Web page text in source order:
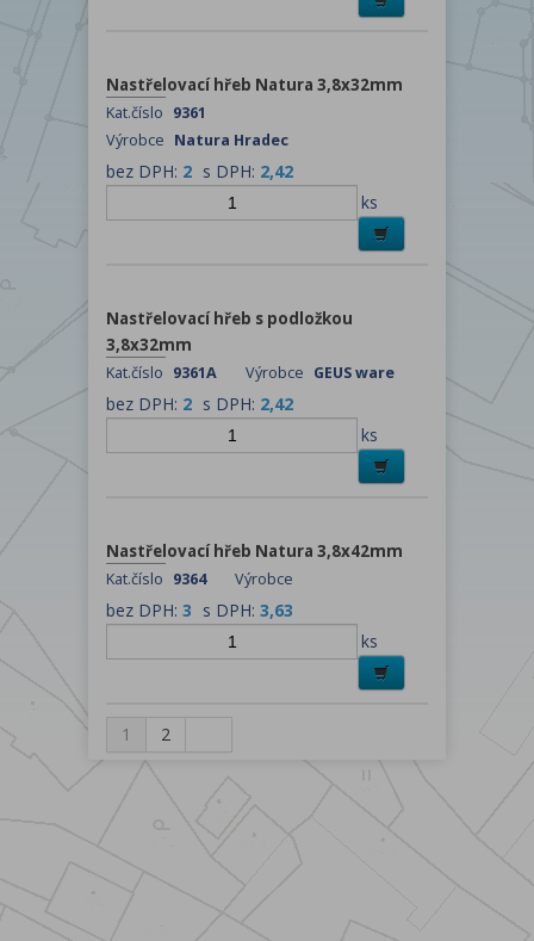
Nastřelovací hřeb Natura 3,8x32mm
Kat.číslo 9361
Výrobce Natura Hradec
bez DPH: 2 s DPH: 2,42
ks
Nastřelovací hřeb s podložkou
3,8x32mm
Kat.číslo 9361A Výrobce GEUS ware
bez DPH: 2 s DPH: 2,42
ks
Nastřelovací hřeb Natura 3,8x42mm
Kat.číslo 9364 Výrobce
bez DPH: 3 s DPH: 3,63
ks
1 2